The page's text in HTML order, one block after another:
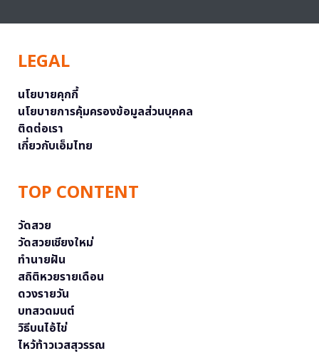
LEGAL
นโยบายคุกกี้
นโยบายการคุ้มครองข้อมูลส่วนบุคคล
ติดต่อเรา
เกี่ยวกับเอ็มไทย
TOP CONTENT
วัดสวย
วัดสวยเชียงใหม่
ทำนายฝัน
สถิติหวยรายเดือน
ดวงรายวัน
บทสวดมนต์
วิธีบนไอ้ไข่
ไหว้ท้าวเวสสุวรรณ